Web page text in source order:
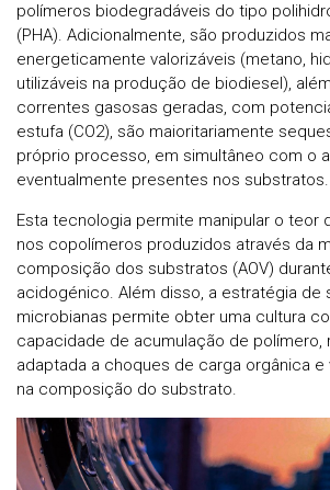
polímeros biodegradáveis do tipo
(PHA). Adicionalmente, são produzidos
energeticamente valorizáveis (metano,
utilizáveis na produção de biodiesel),
correntes gasosas geradas, com
estufa (CO2), são maioritariamente
próprio processo, em simultâneo com o
eventualmente presentes nos substratos.
Esta tecnologia permite manipular o teor
nos copolímeros produzidos através da
composição dos substratos (AOV)
acidogénico. Além disso, a estratégia de
microbianas permite obter uma cultura
capacidade de acumulação de polímero,
adaptada a choques de carga orgânica e
na composição do substrato.